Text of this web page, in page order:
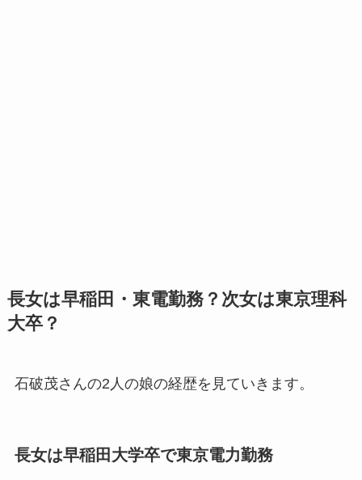
長女は早稲田・東電勤務？次女は東京理科
大卒？
石破茂さんの2人の娘の経歴を見ていきます。
長女は早稲田大学卒で東京電力勤務